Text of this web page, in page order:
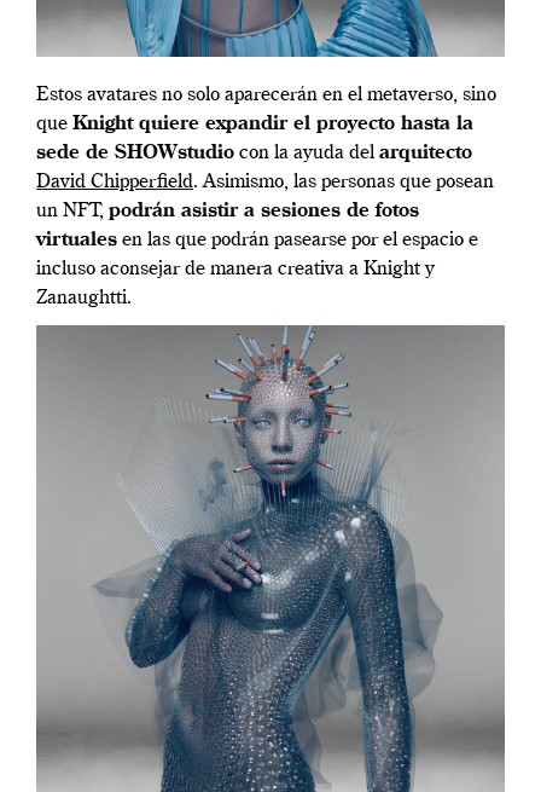
Estos avatares no solo aparecerán en el metaverso, sino
que Knight quiere expandir el proyecto hasta la
sede de SHOWstudio con la ayuda del arquitecto
David Chipperfield. Asimismo, las personas que posean
un NFT, podrán asistir a sesiones de fotos
virtuales en las que podrán pasearse por el espacio e
incluso aconsejar de manera creativa a Knight y
Zanaughtti.